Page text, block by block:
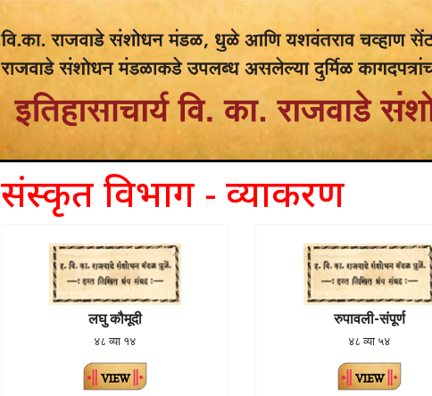
संस्कृत विभाग - व्याकरण
लघु कौमूदी
४८ व्या १४
रुपावली-संपूर्ण
४८ व्या ५४